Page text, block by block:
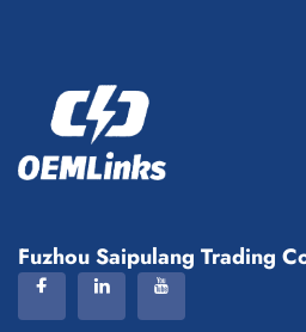
Fuzhou Saipulang Trading